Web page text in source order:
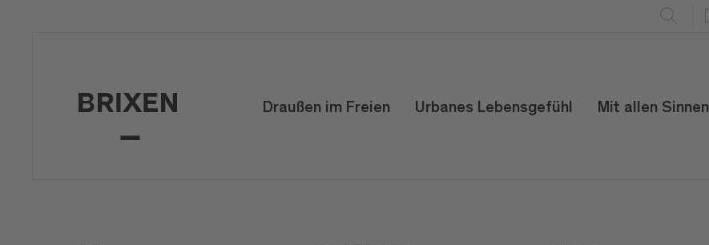
Draußen im Freien Urbanes Lebensgefühl Mit allen Sinnen